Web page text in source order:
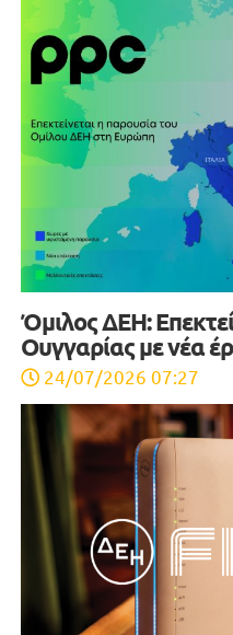
Όμιλος ΔΕΗ:
Ουγγαρίας με νέα
24/07/2026 07:27